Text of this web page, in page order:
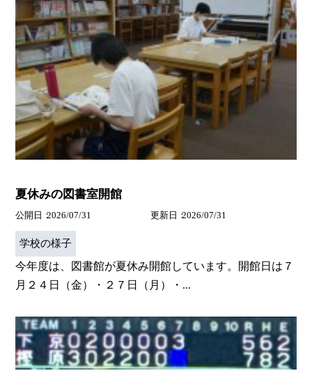
夏休みの図書室開館
公開日 2026/07/31 更新日 2026/07/31
学校の様子
今年度は、図書館が夏休み開館しています。開館日は７
月２４日（金）・２７日（月）・...